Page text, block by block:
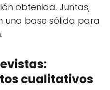
obtenida. Juntas,
una base sólida para
cualitativos